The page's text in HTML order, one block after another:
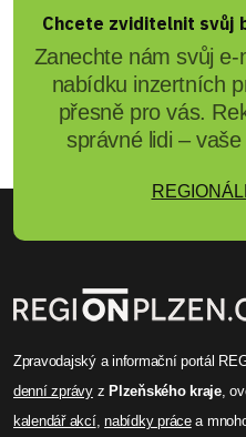
Chcete zviditelnit svůj
Zanechte nám svůj
nabídku inzertních
přesně pro vás.
správné lidi –
Zpravodajský a informační portál
denní zprávyz Plzeňského kraje,
kalendář akcí,nabídky prácea